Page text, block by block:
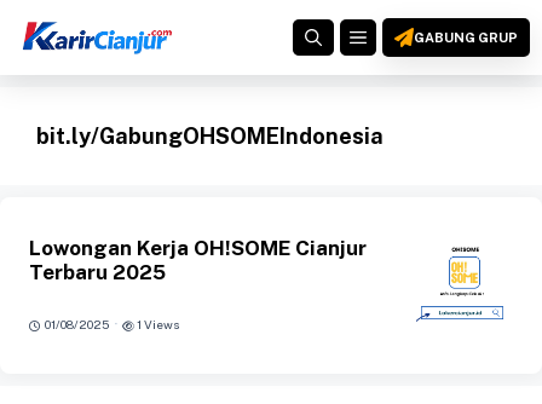
MENUGABUNG GRUP
bit.ly/GabungOHSOMEIndonesia
Lowongan Kerja OH!SOME Cianjur
Terbaru 2025
01/08/2025 · 1 Views